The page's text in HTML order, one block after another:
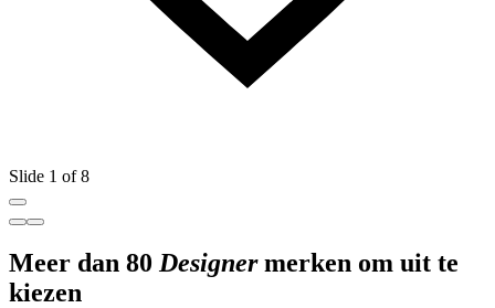
Slide 1 of 8
Meer dan 80 Designermerken om uit te
kiezen